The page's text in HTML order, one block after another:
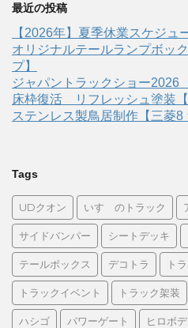
最近の投稿
【2026年】夏季休業スケジュ
オリジナルテールランプボッ
プ】
ジャパントラックショー2026
床枠復活 リフレッシュ塗装【
ステンレス製鳥居制作【三菱8
Tags
UDクオン いすゞのトラック
サイドバンパー シートデッキ
テールボックス デコトラ ト
トラックイベント トラック架装
ハシゴ パワーゲート ヒロボ